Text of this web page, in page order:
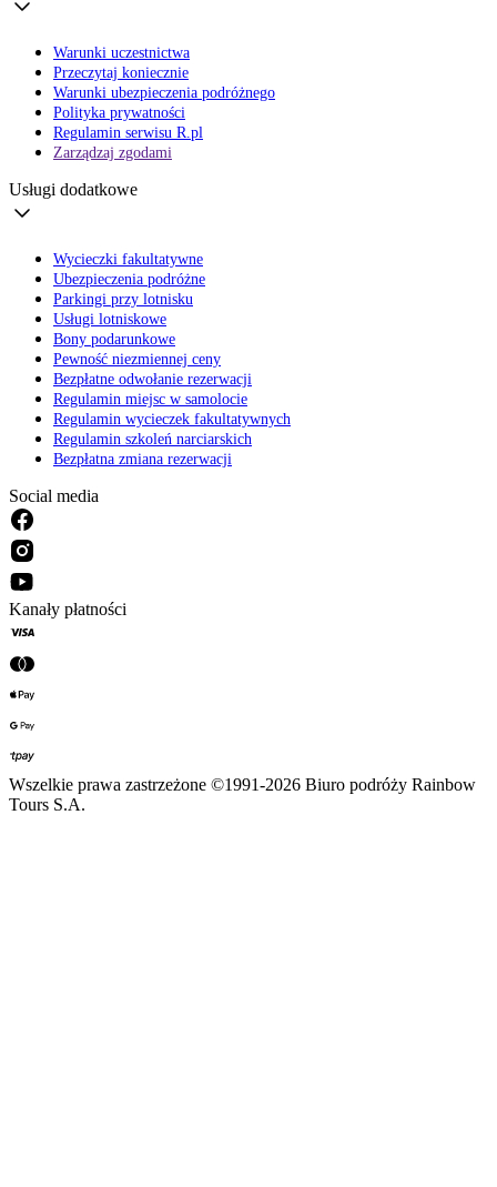
Warunki uczestnictwa
Przeczytaj koniecznie
Warunki ubezpieczenia podróżnego
Polityka prywatności
Regulamin serwisu R.pl
Zarządzaj zgodami
Usługi dodatkowe
Wycieczki fakultatywne
Ubezpieczenia podróżne
Parkingi przy lotnisku
Usługi lotniskowe
Bony podarunkowe
Pewność niezmiennej ceny
Bezpłatne odwołanie rezerwacji
Regulamin miejsc w samolocie
Regulamin wycieczek fakultatywnych
Regulamin szkoleń narciarskich
Bezpłatna zmiana rezerwacji
Social media
Kanały płatności
Wszelkie prawa zastrzeżone ©1991-2026 Biuro podróży Rainbow
Tours S.A.